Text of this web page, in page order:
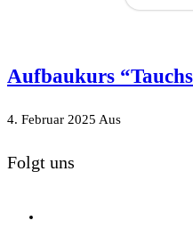
Aufbaukurs
4. Februar 2025 Aus
Folgt uns